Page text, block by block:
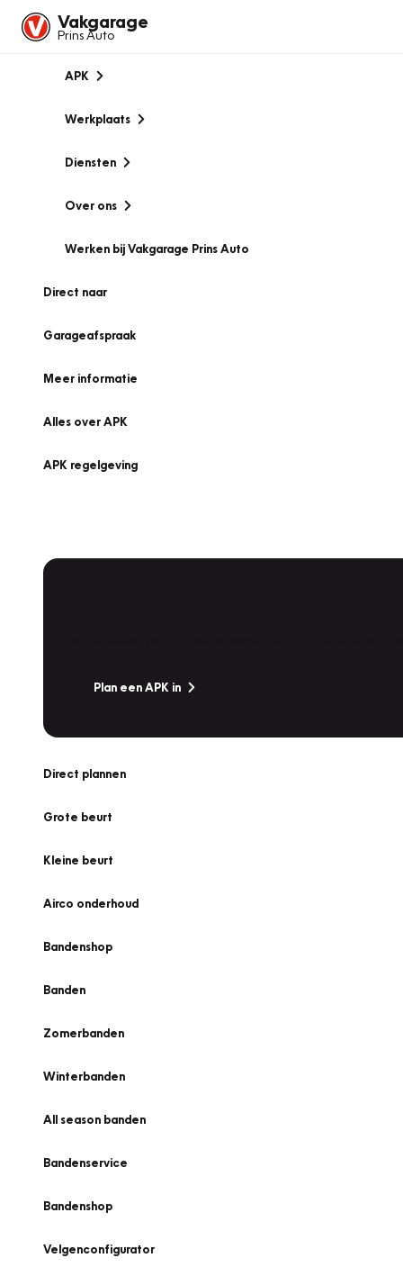
Vakgarage
Prins Auto
APK
Werkplaats
Diensten
Over ons
Werken bij Vakgarage Prins Auto
Direct naar
Garageafspraak
Meer informatie
Alles over APK
APK regelgeving
Plan een APK in
Direct plannen
Grote beurt
Kleine beurt
Airco onderhoud
Bandenshop
Banden
Zomerbanden
Winterbanden
All season banden
Bandenservice
Bandenshop
Velgenconfigurator